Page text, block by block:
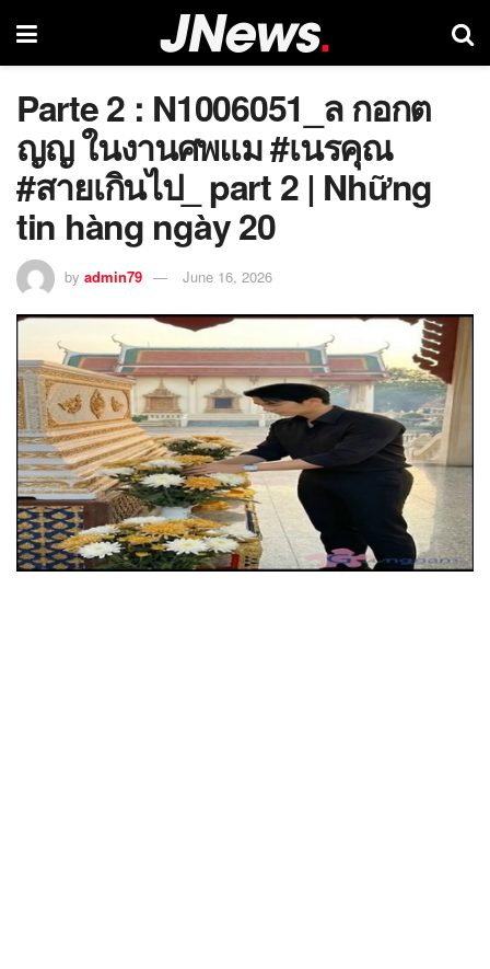
Parte 2 : N1006051_ล กอกต
ญญ ในงานศพแม #เนรคุณ
#สายเกินไป_ part 2 | Những
tin hàng ngày 20
by admin79 June 16, 2026